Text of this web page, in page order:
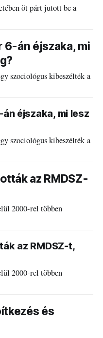
öt párt jutott be a
án éjszaka, mi
szociológus kibeszélték a
éjszaka, mi lesz
szociológus kibeszélték a
az RMDSZ-
2000-rel többen
az RMDSZ-t,
2000-rel többen
és